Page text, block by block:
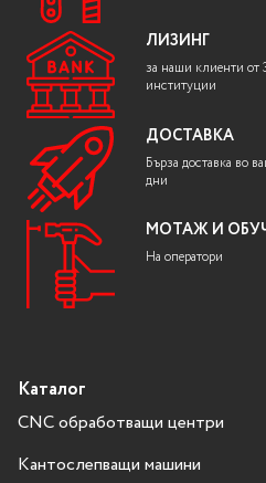
ЛИЗИНГ
за наши клиенти
институции
ДОСТАВКА
Бърза доставка во
дни
МОТАЖ И
На оператори
Каталог
CNC обработващи центри
Кантослепващи машини